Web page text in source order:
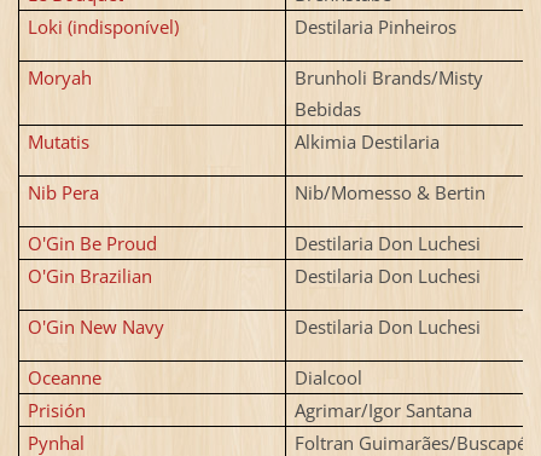
Loki (indisponível)
Destilaria Pinheiros
Moryah
Brunholi Brands/Misty
Bebidas
Mutatis
Alkimia Destilaria
Nib Pera Nib/Momesso & Bertin
O'Gin Be Proud
Destilaria Don Luchesi
O'Gin Brazilian
Destilaria Don Luchesi
O'Gin New Navy Destilaria Don Luchesi
Oceanne
Dialcool
Prisión
Agrimar/Igor Santana
Pynhal
Foltran Guimarães/Buscapé